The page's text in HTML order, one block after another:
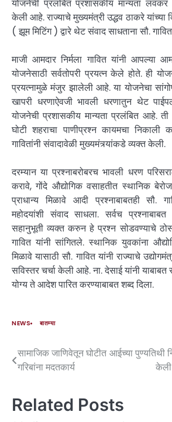
योजनेची प्रलंबित प्रशासकीय मान्यता लवकर
केली आहे. राज्याचे मुख्यमंत्री उद्धव ठाकरे यांच्या
( झूम मिटिंग ) द्वारे थेट संवाद साधताना सौ.
माजी आमदार निर्मला गावित यांनी आपल्या
योजनेसाठी सर्वतोपरी प्रयत्न केले होते. ही
प्रयत्नामुळे मंजुर झालेली आहे. या योजनेचा
खापरी धरणाऐवजी भावली धरणातुन थेट
योजनेची प्रशासकीय मान्यता प्रलंबित आहे. ती
घोटी शहराचा पाणीप्रश्न कायमचा निकाली
गावितांनी संवादावेळी मुख्यमंत्र्यांकडे व्यक्त केली.
दरम्यान या प्रश्नाबरोबरच भावली धरण
करावे, गोंदे औद्योगिक वसाहतीत स्थानिक
प्राधान्य मिळावे आदी प्रश्नाबाबतही सौ.
महोदयांशी संवाद साधला. सर्वच
सहानुभूती व्यक्त करुन हे प्रश्न सोडवण्याचे
गावित यांनी सांगितले. स्थानिक युवकांना
मिळावे यासाठी सौ. गावित यांनी राज्याचे
सविस्तर चर्चा केली आहे. ना. देसाई यांनी
योग्य ते आदेश पारित करण्याबाबत शब्द दिला.
NEWS बातम्या
सामाजिक जाणिवेतून घोटीत
गरिबांना मदतकार्य
आईच्या पुण्यतिथी
केली
Related Posts